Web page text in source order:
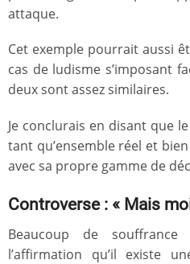
attaque.
Cet exemple pourrait aussi
cas de ludisme s’imposant
deux sont assez similaires.
Je conclurais en disant que
tant qu’ensemble réel et
avec sa propre gamme de
Controverse : « Mais
Beaucoup de
l’affirmation qu’il existe